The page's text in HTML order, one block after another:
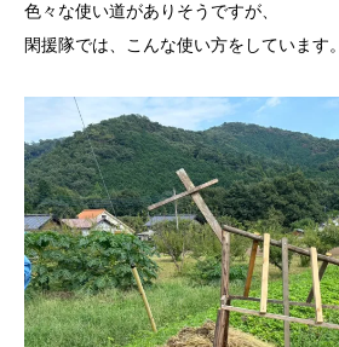
色々な使い道がありそうですが、
閑援隊では、こんな使い方をしています。